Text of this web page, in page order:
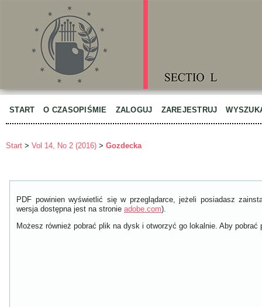
START O CZASOPIŚMIE ZALOGUJ ZAREJESTRUJ
Start > Vol 14, No 2 (2016) > Gozdecka
PDF powinien wyświetlić się w przeglądarce, jeżeli posiadasz
wersja dostępna jest na stronie adobe.com).
Możesz również pobrać plik na dysk i otworzyć go lokalnie. Aby